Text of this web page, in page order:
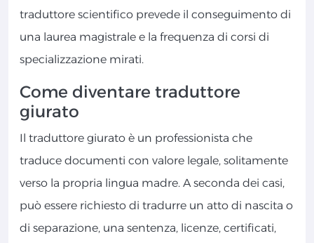
traduttore scientifico prevede il conseguimento di
una laurea magistrale e la frequenza di corsi di
specializzazione mirati.
Come diventare traduttore
giurato
Il traduttore giurato è un professionista che
traduce documenti con valore legale, solitamente
verso la propria lingua madre. A seconda dei casi,
può essere richiesto di tradurre un atto di nascita o
di separazione, una sentenza, licenze, certificati,